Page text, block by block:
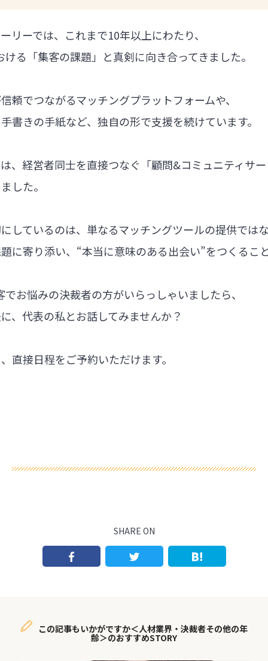
リーでは、これまで10年以上にわたり、
る「集客の課題」と真剣に向き合ってきました。
頼でつながるマッチングプラットフォームや、
書きの手紙など、独自の形で支援を続けています。
、経営者同士を直接つなぐ「顧問&コミュニティサ
した。
しているのは、単なるマッチングツールの提供では
に寄り添い、“本当に意味のある出会い”をつくるこ
お悩みの決裁者の方がいらっしゃいましたら、
、代表の私とお話してみませんか？
直接日程をご予約いただけます。
SHARE ON
この記事もいかがですか＜人材業界・決裁者その他の年
齢＞のおすすめSTORY